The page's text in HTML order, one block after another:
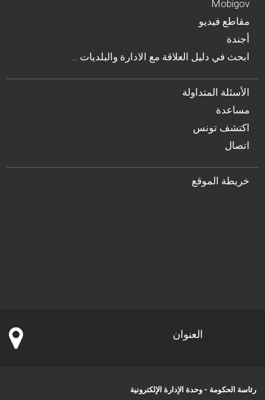
Mobigov
مقاطع فيديو
أجندة
… ابحث في دليل العلاقة مع الادارة والبلديات
الأسئلة المتداولة
مساعدة
اكتشف تونس
اتصال
خريطة الموقع
العنوان
رئاسة الحكومة - وحدة الإدارة الإلكترونية